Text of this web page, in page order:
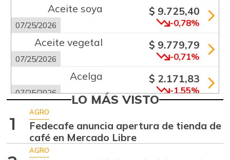
Aceite soya
07/25/2026
$ 9.725,40
-0,78%
Aceite vegetal
07/25/2026
$ 9.779,79
-0,71%
Acelga
07/25/2026
$ 2.171,83
-1,55%
Aguacate común
07/25/2026 +6,24%
Aguacate hass $ 7.289,10
-2,98%
LO MÁS VISTO
1
AGRO
Fedecafe anuncia apertura de tienda de
café en Mercado Libre
AGRO